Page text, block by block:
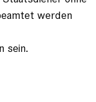
werden
sein.